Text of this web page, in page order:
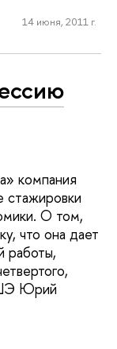
14 июня, 2011 г.
компания
стажировки
О том,
что она дает
работы,
Юрий